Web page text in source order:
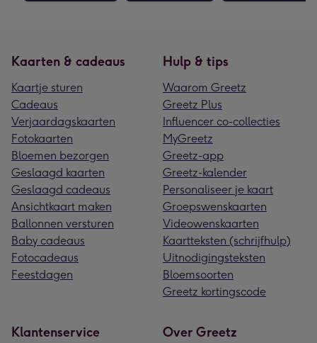
Kaarten & cadeaus
Kaartje sturen
Cadeaus
Verjaardagskaarten
Fotokaarten
Bloemen bezorgen
Geslaagd kaarten
Geslaagd cadeaus
Ansichtkaart maken
Ballonnen versturen
Baby cadeaus
Fotocadeaus
Feestdagen
Hulp & tips
Waarom Greetz
Greetz Plus
Influencer co-collecties
MyGreetz
Greetz-app
Greetz-kalender
Personaliseer je kaart
Groepswenskaarten
Videowenskaarten
Kaartteksten (schrijfhulp)
Uitnodigingsteksten
Bloemsoorten
Greetz kortingscode
Klantenservice Over Greetz